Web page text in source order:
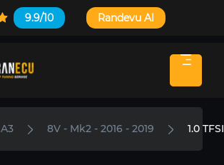
9.9/10 Randevu Al
A3 8V - Mk2 - 2016 - 2019 1.0